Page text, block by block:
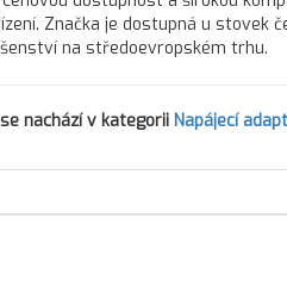
Značka je dostupná u stovek
na středoevropském trhu.
se nachází v kategorii Napájecí